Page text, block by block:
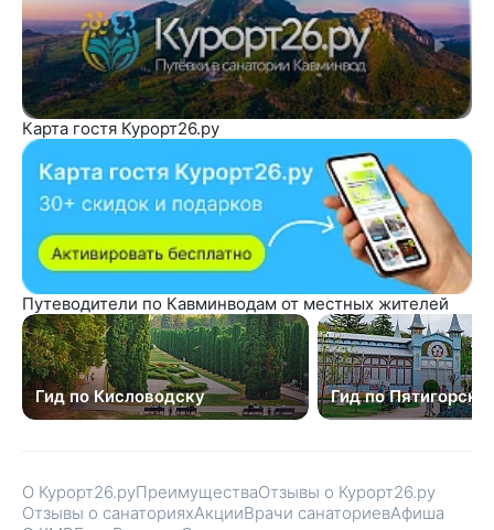
Карта гостя Курорт26.ру
Путеводители по Кавминводам от местных жителей
Гид по Кисловодску Гид по Пятигорску
О Курорт26.руПреимуществаОтзывы о Курорт26.ру
Отзывы о санаторияхАкцииВрачи санаториевАфиша